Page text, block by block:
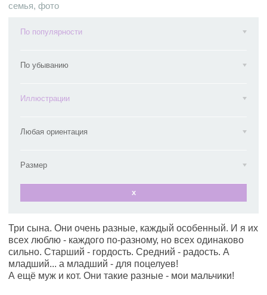
семья, фото
По популярности
По убыванию
Иллюстрации
Любая ориентация
Размер
x
Три сына. Они очень разные, каждый особенный. И я их
всех люблю - каждого по-разному, но всех одинаково
сильно. Старший - гордость. Средний - радость. А
младший... а младший - для поцелуев!
А ещё муж и кот. Они такие разные - мои мальчики!